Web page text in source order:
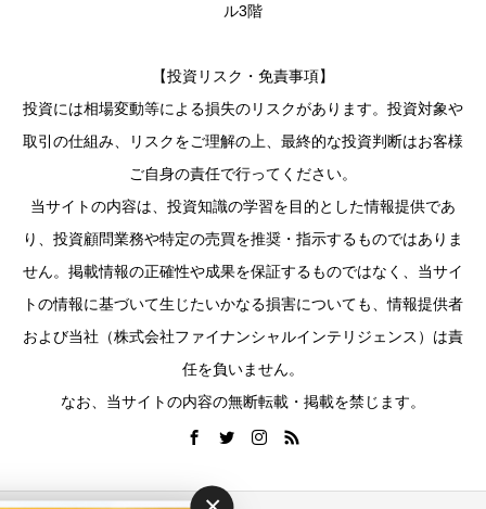
ル3階
【投資リスク・免責事項】
投資には相場変動等による損失のリスクがあります。投資対象や
取引の仕組み、リスクをご理解の上、最終的な投資判断はお客様
ご自身の責任で行ってください。
当サイトの内容は、投資知識の学習を目的とした情報提供であ
り、投資顧問業務や特定の売買を推奨・指示するものではありま
せん。掲載情報の正確性や成果を保証するものではなく、当サイ
トの情報に基づいて生じたいかなる損害についても、情報提供者
および当社（株式会社ファイナンシャルインテリジェンス）は責
任を負いません。
なお、当サイトの内容の無断転載・掲載を禁じます。